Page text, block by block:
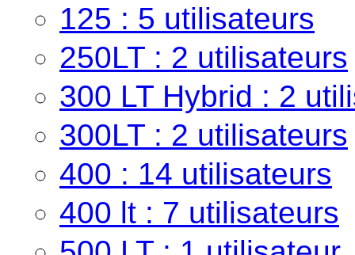
125 : 5 utilisateurs
250LT : 2 utilisateurs
300 LT Hybrid : 2
300LT : 2 utilisateurs
400 : 14 utilisateurs
400 lt : 7 utilisateurs